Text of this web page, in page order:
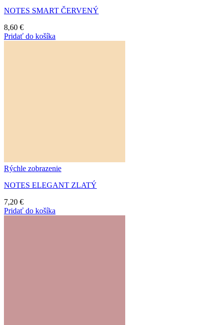
NOTES SMART ČERVENÝ
8,60 €
Pridať do košíka
Rýchle zobrazenie
NOTES ELEGANT ZLATÝ
7,20 €
Pridať do košíka